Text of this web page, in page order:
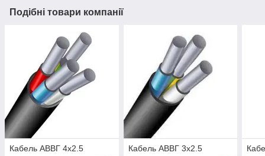
Подібні товари компанії
Кабель АВВГ 4х2.5 Кабель АВВГ 3х2.5